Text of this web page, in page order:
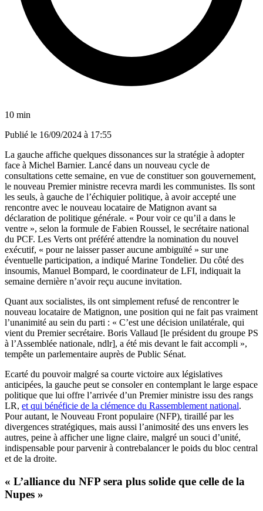
10 min
Publié le 16/09/2024 à 17:55
La gauche affiche quelques dissonances sur la stratégie à adopter
face à Michel Barnier. Lancé dans un nouveau cycle de
consultations cette semaine, en vue de constituer son gouvernement,
le nouveau Premier ministre recevra mardi les communistes. Ils sont
les seuls, à gauche de l’échiquier politique, à avoir accepté une
rencontre avec le nouveau locataire de Matignon avant sa
déclaration de politique générale. « Pour voir ce qu’il a dans le
ventre », selon la formule de Fabien Roussel, le secrétaire national
du PCF. Les Verts ont préféré attendre la nomination du nouvel
exécutif, « pour ne laisser passer aucune ambiguïté » sur une
éventuelle participation, a indiqué Marine Tondelier. Du côté des
insoumis, Manuel Bompard, le coordinateur de LFI, indiquait la
semaine dernière n’avoir reçu aucune invitation.
Quant aux socialistes, ils ont simplement refusé de rencontrer le
nouveau locataire de Matignon, une position qui ne fait pas vraiment
l’unanimité au sein du parti : « C’est une décision unilatérale, qui
vient du Premier secrétaire. Boris Vallaud [le président du groupe PS
à l’Assemblée nationale, ndlr], a été mis devant le fait accompli »,
tempête un parlementaire auprès de Public Sénat.
Ecarté du pouvoir malgré sa courte victoire aux législatives
anticipées, la gauche peut se consoler en contemplant le large espace
politique que lui offre l’arrivée d’un Premier ministre issu des rangs
LR, et qui bénéficie de la clémence du Rassemblement national.
Pour autant, le Nouveau Front populaire (NFP), tiraillé par les
divergences stratégiques, mais aussi l’animosité des uns envers les
autres, peine à afficher une ligne claire, malgré un souci d’unité,
indispensable pour parvenir à contrebalancer le poids du bloc central
et de la droite.
« L’alliance du NFP sera plus solide que celle de la
Nupes »